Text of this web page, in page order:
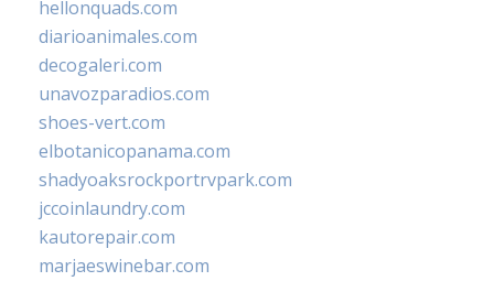
hellonquads.com
diarioanimales.com
decogaleri.com
unavozparadios.com
shoes-vert.com
elbotanicopanama.com
shadyoaksrockportrvpark.com
jccoinlaundry.com
kautorepair.com
marjaeswinebar.com